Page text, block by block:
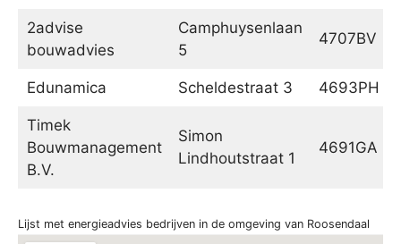
2advise
bouwadvies
Camphuysenlaan
5
4707BV
Edunamica Scheldestraat 3 4693PH
Timek
Bouwmanagement
B.V.
Simon
Lindhoutstraat 1
4691GA
Lijst met energieadvies bedrijven in de omgeving van Roosendaal